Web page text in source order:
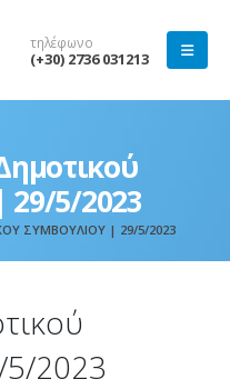
τηλέφωνο
(+30) 2736 031213
5/2023
ΣΥΜΒΟΥΛΊΟΥ | 29/5/2023
2023